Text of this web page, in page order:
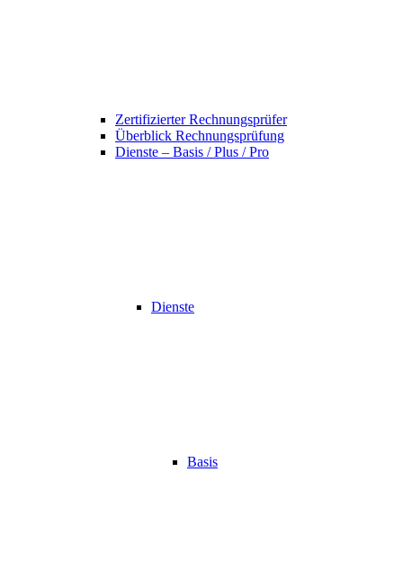
Zertifizierter Rechnungsprüfer
Überblick Rechnungsprüfung
Dienste – Basis / Plus / Pro
Dienste
Basis